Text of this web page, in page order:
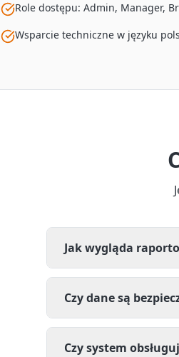
Role dostępu: Admin, Manager,
Wsparcie techniczne w języku
Jak wygląda
Czy dane są
Czy system